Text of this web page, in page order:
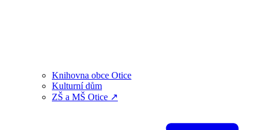
Knihovna obce Otice
Kulturní dům
ZŠ a MŠ Otice ↗